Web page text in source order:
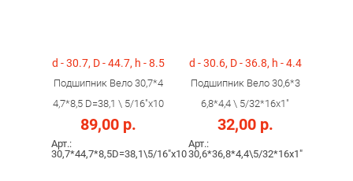
d - 30.7, D - 44.7, h - 8.5
Подшипник Вело 30,7*4
4,7*8,5 D=38,1 \ 5/16"x10
89,00 р.
Арт.:
30,7*44,7*8,5D=38,1\5/16"x10
d - 30.6, D - 36.8, h - 4.4
Подшипник Вело 30,6*3
6,8*4,4 \ 5/32*16x1"
32,00 р.
Арт.:
30,6*36,8*4,4\5/32*16x1"